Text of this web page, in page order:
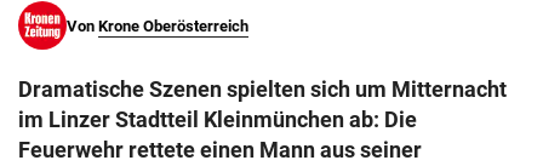
Von Krone Oberösterreich
Dramatische Szenen spielten sich um Mitternacht
im Linzer Stadtteil Kleinmünchen ab: Die
Feuerwehr rettete einen Mann aus seiner